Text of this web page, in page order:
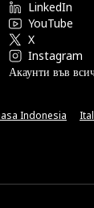
LinkedIn
YouTube
X
Instagram
Акаунти във
Indonesia